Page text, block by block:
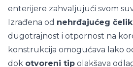
enterijere zahvaljujući svom
Izrađena od nehrđajućeg
dugotrajnost i otpornost na
konstrukcija omogućava lako
dok otvoreni tip olakšava